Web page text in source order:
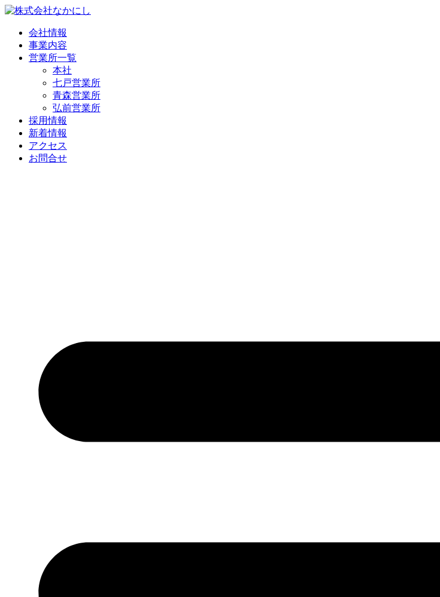
コ
会社情報
事業内容
営業所一覧
本社
七戸営業所
青森営業所
弘前営業所
採用情報
新着情報
アクセス
お問合せ